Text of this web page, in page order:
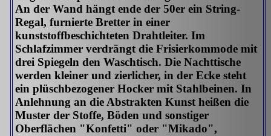
An der Wand hängt ende der 50er ein String-
Regal, furnierte Bretter in einer
kunststoffbeschichteten Drahtleiter. Im
Schlafzimmer verdrängt die Frisierkommode mit
drei Spiegeln den Waschtisch. Die Nachttische
werden kleiner und zierlicher, in der Ecke steht
ein plüschbezogener Hocker mit Stahlbeinen. In
Anlehnung an die Abstrakten Kunst heißen die
Muster der Stoffe, Böden und sonstiger
Oberflächen "Konfetti" oder "Mikado",